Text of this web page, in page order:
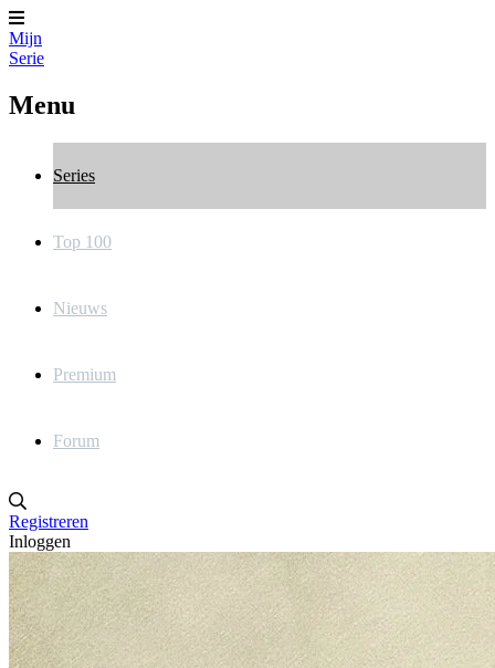
Mijn
Serie
Menu
Series
Top 100
Nieuws
Premium
Forum
Registreren
Inloggen